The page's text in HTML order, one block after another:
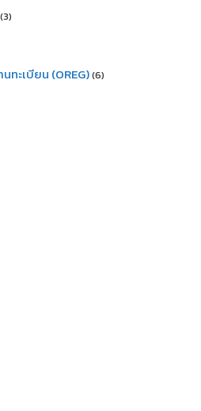
ทะเบียน (OREG)(6)